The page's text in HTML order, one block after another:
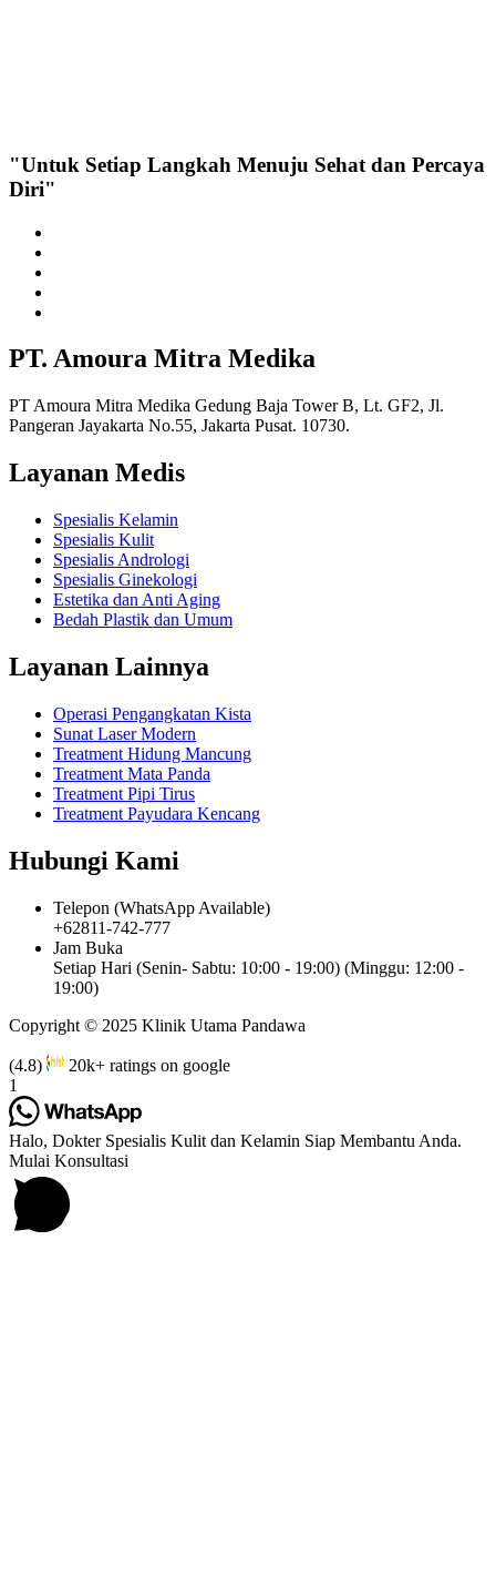
"Untuk Setiap Langkah Menuju Sehat dan Percaya
Diri"
PT. Amoura Mitra Medika
PT Amoura Mitra Medika Gedung Baja Tower B, Lt. GF2, Jl.
Pangeran Jayakarta No.55, Jakarta Pusat. 10730.
Layanan Medis
Spesialis Kelamin
Spesialis Kulit
Spesialis Andrologi
Spesialis Ginekologi
Estetika dan Anti Aging
Bedah Plastik dan Umum
Layanan Lainnya
Operasi Pengangkatan Kista
Sunat Laser Modern
Treatment Hidung Mancung
Treatment Mata Panda
Treatment Pipi Tirus
Treatment Payudara Kencang
Hubungi Kami
Telepon (WhatsApp Available)
+62811-742-777
Jam Buka
Setiap Hari (Senin- Sabtu: 10:00 - 19:00) (Minggu: 12:00 -
19:00)
Copyright © 2025 Klinik Utama Pandawa
(4.8)
20k+ ratings on google
1
Halo, Dokter Spesialis Kulit dan Kelamin Siap Membantu Anda.
Mulai Konsultasi